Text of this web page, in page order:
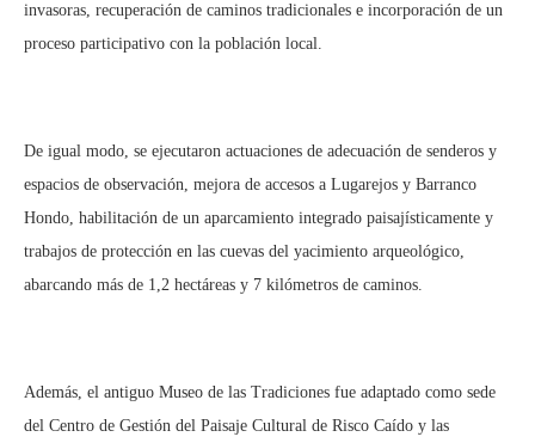
invasoras, recuperación de caminos tradicionales e incorporación de un
proceso participativo con la población local.
De igual modo, se ejecutaron actuaciones de adecuación de senderos y
espacios de observación, mejora de accesos a Lugarejos y Barranco
Hondo, habilitación de un aparcamiento integrado paisajísticamente y
trabajos de protección en las cuevas del yacimiento arqueológico,
abarcando más de 1,2 hectáreas y 7 kilómetros de caminos.
Además, el antiguo Museo de las Tradiciones fue adaptado como sede
del Centro de Gestión del Paisaje Cultural de Risco Caído y las